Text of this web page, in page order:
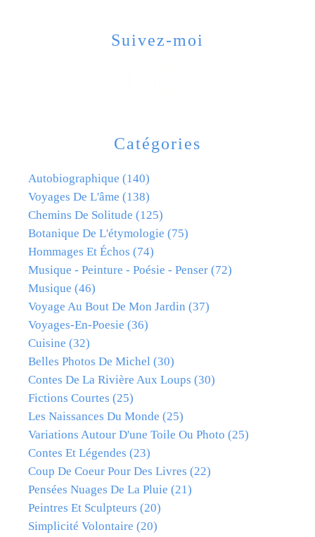
Catégories
Autobiographique (140)
Voyages De L'âme (138)
Chemins De Solitude (125)
Botanique De L'étymologie (75)
Hommages Et Échos (74)
Musique - Peinture - Poésie - Penser (72)
Musique (46)
Voyage Au Bout De Mon Jardin (37)
Voyages-En-Poesie (36)
Cuisine (32)
Belles Photos De Michel (30)
Contes De La Rivière Aux Loups (30)
Fictions Courtes (25)
Les Naissances Du Monde (25)
Variations Autour D'une Toile Ou Photo (25)
Contes Et Légendes (23)
Coup De Coeur Pour Des Livres (22)
Pensées Nuages De La Pluie (21)
Peintres Et Sculpteurs (20)
Simplicité Volontaire (20)
Suivez-moi